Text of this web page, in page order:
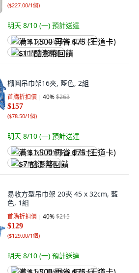
($227.00/1個)
明天 8/10 (一) 預計送達
满 $1,500 再省 $75 (王道卡)
$11 酷澎幣回饋
橢圓吊巾架16夾, 藍色, 2組
首購折扣價 40%$263
$157
($78.50/1個)
明天 8/10 (一) 預計送達
满 $1,500 再省 $75 (王道卡)
$7 酷澎幣回饋
易收方型吊巾架 20夾 45 x 32cm, 藍
色, 1組
首購折扣價 40%$215
$129
($129.00/1個)
明天 8/10 (一) 預計送達